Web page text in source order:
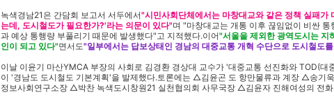
녹색경남21은 간담회 보고서 서두에서"시민사회단체에서는 마창대교와 같은 정책 실패
는데, 도시철도가 필요한가?'라는 의문이 있다"며 "마창대교는 개통 이후 끊임없이 비싼
과 예상 통행량 부풀리기 때문에 발생했다"고 지적했다.이어"서울을 제외한 광역도시는 지
인이 되고 있다"면서도"일부에서는 답보상태인 경남의 대중교통 개혁 수단으로 도시철도
이날 이윤기 마산YMCA 부장의 사회로 김경환 경상대 교수가 '대중교통 선진화와 TOD(
이 '경남도 도시철도 기본계획'을 발제했다.토론에는 △김윤곤 도 항만물류과 계장 △송
정보사회연구소장 △박찬 녹색도시창원21 실천협의회 사무국장 △김윤자 진해여성의 전